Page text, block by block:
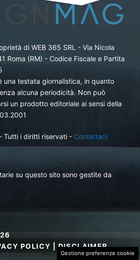
di WEB 365 SRL - Via Nicola
Roma (RM) - Codice Fiscale e Partita
una testata giornalistica, in quanto
alcuna periodicità. Non può
un prodotto editoriale ai sensi della
i diritti riservati - Contattaci
su questo sito sono gestite da
POLICY |DISCLAIMER
Gestione preferenze cookie